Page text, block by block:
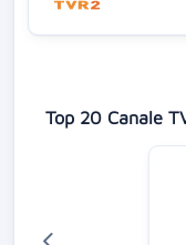
Top 20 Canale